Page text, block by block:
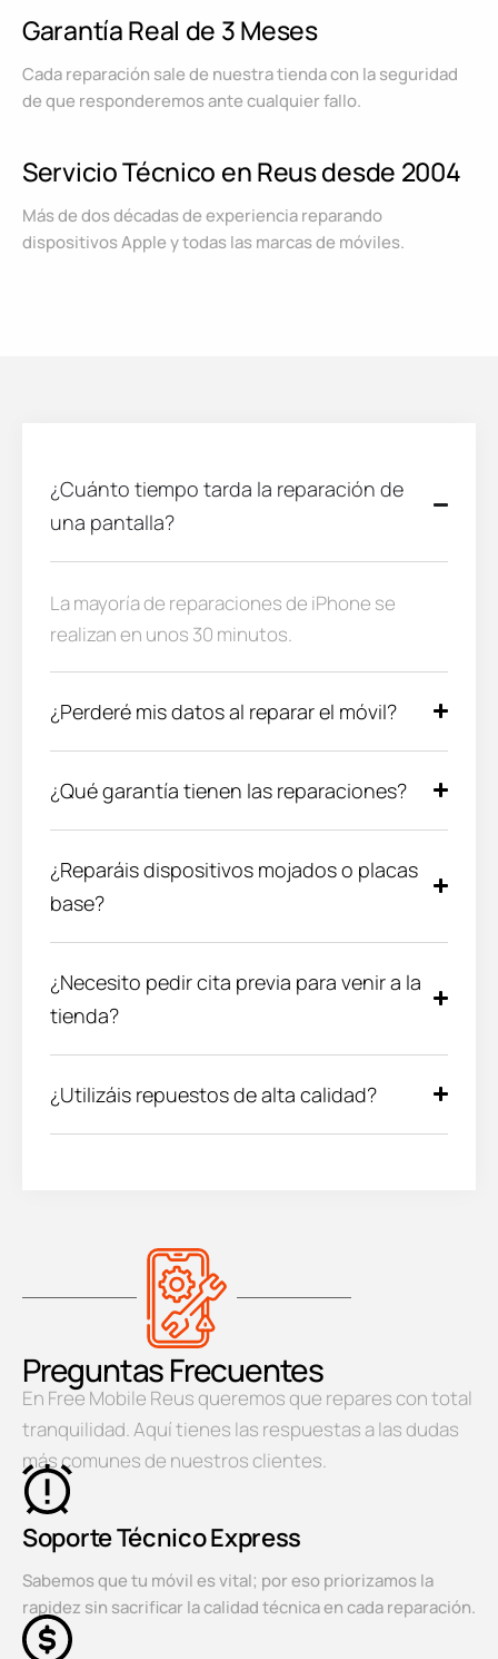
Garantía Real de 3 Meses
Cada reparación sale de nuestra tienda con la seguridad
de que responderemos ante cualquier fallo.
Servicio Técnico en Reus desde 2004
Más de dos décadas de experiencia reparando
dispositivos Apple y todas las marcas de móviles.
¿Cuánto tiempo tarda la reparación de
una pantalla?
La mayoría de reparaciones de iPhone se
realizan en unos 30 minutos.
¿Perderé mis datos al reparar el móvil?
¿Qué garantía tienen las reparaciones?
¿Reparáis dispositivos mojados o placas
base?
¿Necesito pedir cita previa para venir a la
tienda?
¿Utilizáis repuestos de alta calidad?
Preguntas Frecuentes
En Free Mobile Reus queremos que repares con total
tranquilidad. Aquí tienes las respuestas a las dudas
más comunes de nuestros clientes.
Soporte Técnico Express
Sabemos que tu móvil es vital; por eso priorizamos la
rapidez sin sacrificar la calidad técnica en cada reparación.